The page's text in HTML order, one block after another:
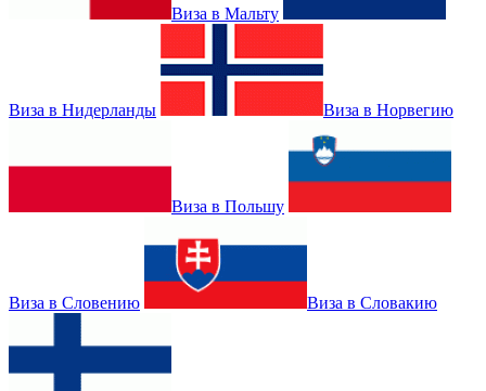
Виза в Мальту
Виза в Нидерланды Виза в Норвегию
Виза в Польшу
Виза в Словению Виза в Словакию